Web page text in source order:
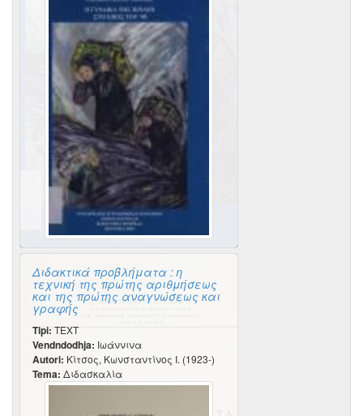
Διδακτικά προβλήματα : η
τεχνική της πρώτης αριθμήσεως
και της πρώτης αναγνώσεως και
γραφής
Tipi: TEXT
Vendndodhja: Ιωάννινα
Autori: Κίτσος, Κωνσταντίνος Ι. (1923-)
Tema: Διδασκαλία